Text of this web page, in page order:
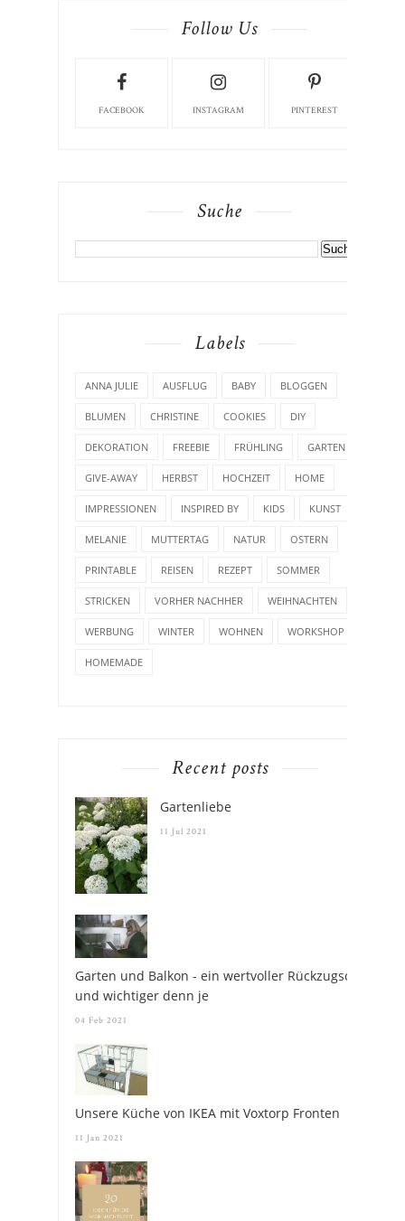
Suche
Labels
ANNA JULIE AUSFLUG BABY BLOGGEN
BLUMEN CHRISTINE COOKIES
DEKORATION FREEBIE FRÜHLING GARTEN
GIVE-AWAY HERBST HOCHZEIT HOME
IMPRESSIONEN INSPIRED BY KIDS KUNST
MELANIE MUTTERTAG NATUR OSTERN
PRINTABLE REISEN REZEPT SOMMER
STRICKEN VORHER NACHHER WEIHNACHTEN
WERBUNG
Recent posts
04 Feb 2021
Unsere Küche von IKEA mit Voxtorp Fronten
11 Jan 2021